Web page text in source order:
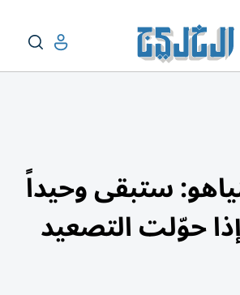
ستبقى وحيداً
حوّلت التصعيد